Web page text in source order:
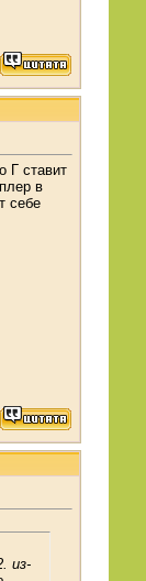
Г ставит
в
себе
из-